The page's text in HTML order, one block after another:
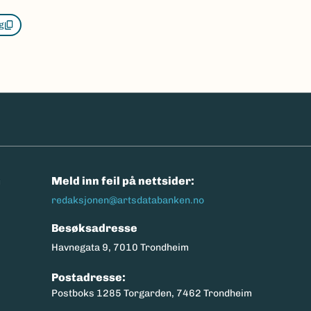
Meld inn feil på nettsider:
redaksjonen@artsdatabanken.no
Besøksadresse
Havnegata 9, 7010 Trondheim
Postadresse:
Postboks 1285 Torgarden, 7462 Trondheim